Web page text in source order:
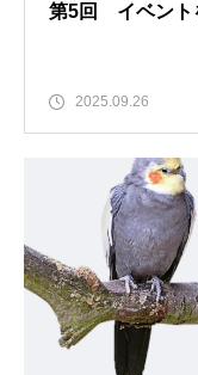
第5回 イベント
2025.09.26